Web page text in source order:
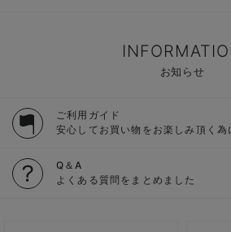
お知らせ
ご利用ガイド
安心してお買い物をお楽しみ頂く為
Q＆A
よくある質問をまとめました